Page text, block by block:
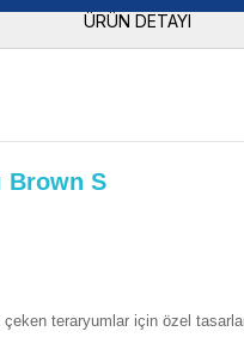
ÜRÜN DETAYI
Brown S
çeken teraryumlar için özel